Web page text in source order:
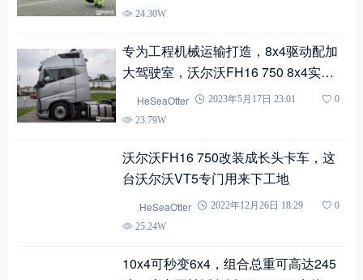
24.30W
专为工程机械运输打造，8x4驱动配加
大驾驶室，沃尔沃FH16 750 8x4实拍
评测HeSeaOtter 2023年5月17日 23:01
0
23.79W
沃尔沃FH16 750改装成长头卡车，这
台沃尔沃VT5专门用来下工地
HeSeaOtter 2022年12月26日 18:29
0
25.24W
10x4可秒变6x4，组合总重可高达245